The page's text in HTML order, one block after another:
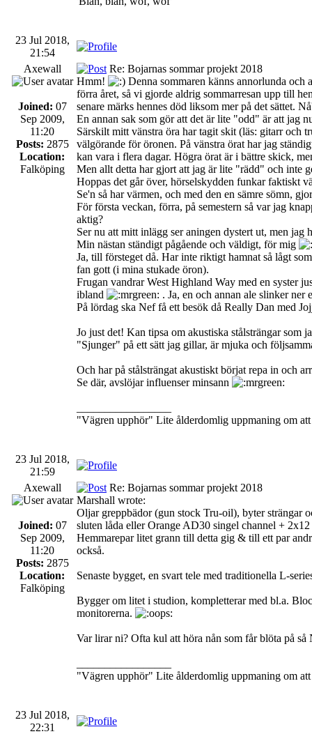
23 Jul 2018,
21:54
Axewall
Joined: 07
Sep 2009,
11:20
Posts: 2875
Location:
Falköping
Re: Bojarnas sommar projekt 2018
Hmm!
Denna sommaren känns annorlunda
förra året, så vi gjorde aldrig sommarresan upp till
senare märks hennes död liksom mer på det sättet.
En annan sak som gör att det är lite "odd" är att jag
Särskilt mitt vänstra öra har tagit skit (läs: gitarr och
välgörande för öronen. På vänstra örat har jag
kan vara i flera dagar. Högra örat är i bättre skick,
Men allt detta har gjort att jag är lite "rädd" och inte
Hoppas det går över, hörselskydden funkar faktiskt
Se'n så har värmen, och med den en sämre sömn,
För första veckan, förra, på semestern så var jag
aktig?
Ser nu att mitt inlägg ser aningen dystert ut, men jag
Min nästan ständigt pågående och väldigt, för mig
Ja, till försteget då. Har inte riktigt hamnat så lågt
fan gott (i mina stukade öron).
Frugan vandrar West Highland Way med en syster
ibland
. Ja, en och annan ale slinker ner
På lördag ska Nef få ett besök då Really Dan med
Jo just det! Kan tipsa om akustiska stålsträngar som
"Sjunger" på ett sätt jag gillar, är mjuka och
Och har på stålsträngat akustiskt börjat repa in och
Se där, avslöjar influenser minsann
"Vägren upphör" Lite ålderdomlig uppmaning om
23 Jul 2018,
21:59
Axewall
Joined: 07
Sep 2009,
11:20
Posts: 2875
Location:
Falköping
Re: Bojarnas sommar projekt 2018
Marshall wrote:
Oljar greppbädor (gun stock Tru-oil), byter strängar
sluten låda eller Orange AD30 singel channel +
Hemmarepar litet grann till detta gig & till ett par
också.
Senaste bygget, en svart tele med traditionella L-
Bygger om litet i studion, kompletterar med bl.a.
monitorerna.
Var lirar ni? Ofta kul att höra nån som får blöta på
"Vägren upphör" Lite ålderdomlig uppmaning om
23 Jul 2018,
22:31